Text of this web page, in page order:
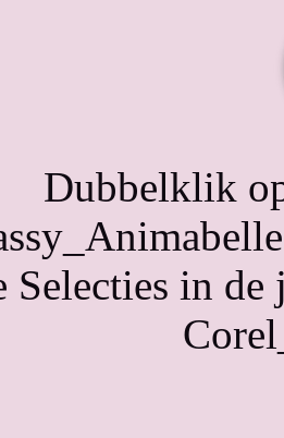
Dubbelklik
Selecties in